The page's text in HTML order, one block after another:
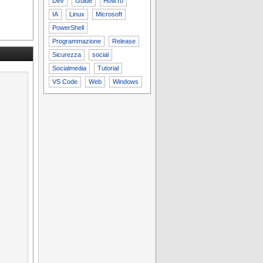
IA
Linux
Microsoft
PowerShell
Programmazione
Release
Sicurezza
social
Socialmedia
Tutorial
VS Code
Web Windows